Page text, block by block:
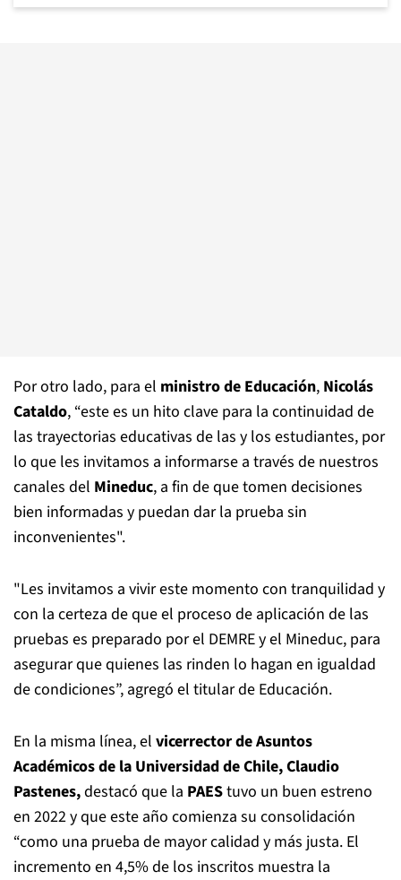
Por otro lado, para el ministro de Educación, Nicolás
Cataldo, “este es un hito clave para la continuidad de
las trayectorias educativas de las y los estudiantes, por
lo que les invitamos a informarse a través de nuestros
canales del Mineduc, a fin de que tomen decisiones
bien informadas y puedan dar la prueba sin
inconvenientes".
"Les invitamos a vivir este momento con tranquilidad y
con la certeza de que el proceso de aplicación de las
pruebas es preparado por el DEMRE y el Mineduc, para
asegurar que quienes las rinden lo hagan en igualdad
de condiciones”, agregó el titular de Educación.
En la misma línea, el vicerrector de Asuntos
Académicos de la Universidad de Chile, Claudio
Pastenes,destacó que la PAEStuvo un buen estreno
en 2022 y que este año comienza su consolidación
“como una prueba de mayor calidad y más justa. El
incremento en 4,5% de los inscritos muestra la